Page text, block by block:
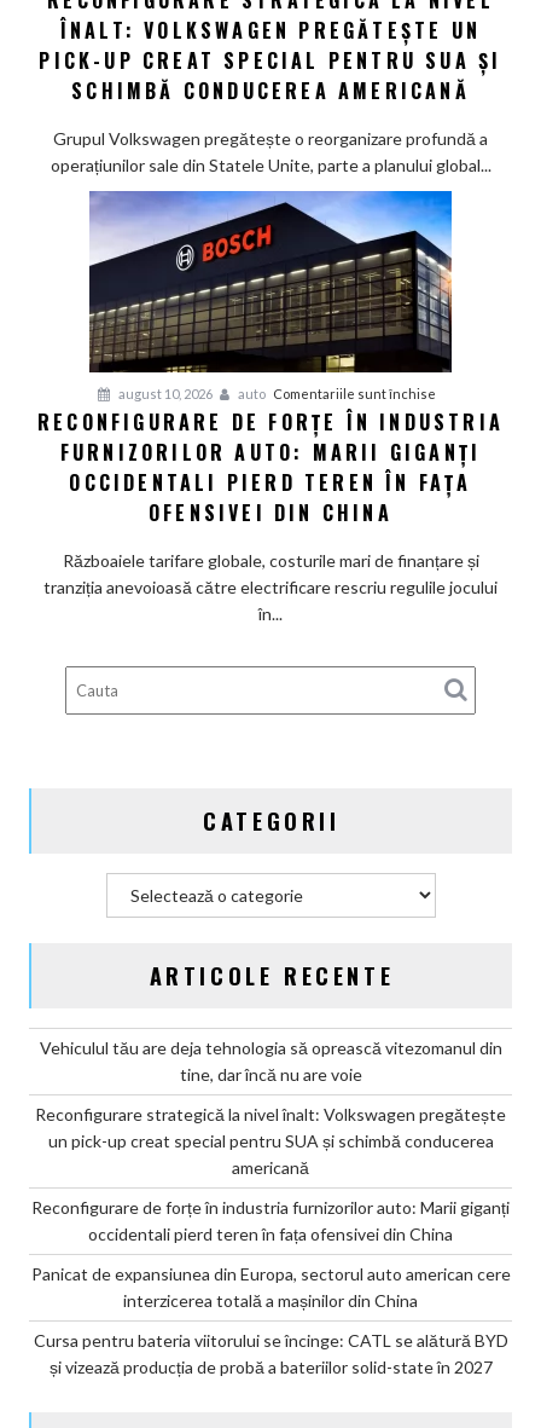
strategică
la
nivel
înalt:
pick-
up
creat
special
pentru
SUA
și
conducerea
americană
ÎNALT: VOLKSWAGEN PREGĂTEȘTE UN
PICK-UP CREAT SPECIAL PENTRU SUA ȘI
SCHIMBĂ CONDUCEREA AMERICANĂ
Grupul Volkswagen pregătește o reorganizare profundă a
operațiunilor sale din Statele Unite, parte a planului global...
august 10, 2026 auto Comentariile sunt închise
Reconfigurare
de
forțe
pierd
teren
RECONFIGURARE DE FORȚE ÎN INDUSTRIA
FURNIZORILOR AUTO: MARII GIGANȚI
OCCIDENTALI PIERD TEREN ÎN FAȚA
OFENSIVEI DIN CHINA
Războaiele tarifare globale, costurile mari de finanțare și
tranziția anevoioasă către electrificare rescriu regulile jocului
în...
CATEGORII
ARTICOLE RECENTE
Vehiculul tău are deja tehnologia să oprească vitezomanul din
tine, dar încă nu are voie
Reconfigurare strategică la nivel înalt: Volkswagen pregătește
un pick-up creat special pentru SUA și schimbă conducerea
americană
Reconfigurare de forțe în industria furnizorilor auto: Marii giganți
occidentali pierd teren în fața ofensivei din China
Panicat de expansiunea din Europa, sectorul auto american cere
interzicerea totală a mașinilor din China
Cursa pentru bateria viitorului se încinge: CATL se alătură BYD
și vizează producția de probă a bateriilor solid-state în 2027